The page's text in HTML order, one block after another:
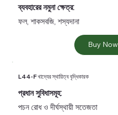
ব্যবহারের নমুনা ক্ষেত্র:
ফল, শাকসবজি, শস্যদানা
Buy Now
L44-F খাদ্যের স্থায়িত্ব বৃদ্ধিকারক
প্রধান সুবিধাসমূহ:
পচন রোধ ও দীর্ঘস্থায়ী সতেজতা